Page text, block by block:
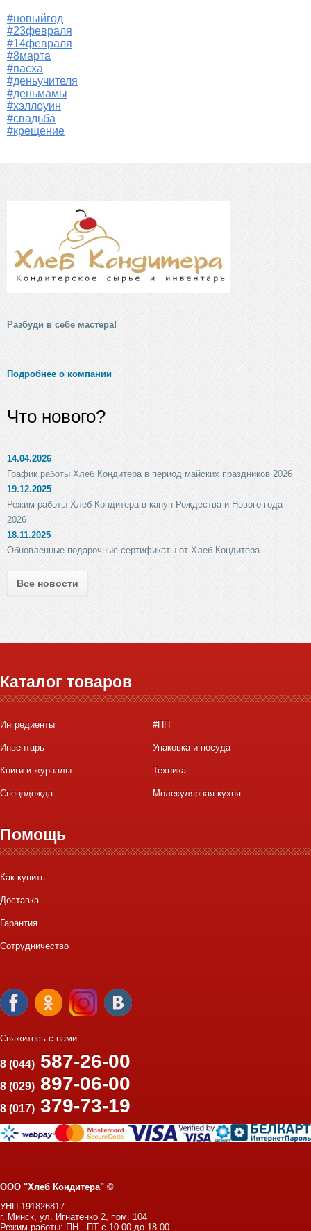
#новыйгод
#23февраля
#14февраля
#8марта
#пасха
#деньучителя
#деньмамы
#хэллоуин
#свадьба
#крещение
Разбуди в себе мастера!
Подробнее о компании
Что нового?
14.04.2026
График работы Хлеб Кондитера в период майских праздников 2026
19.12.2025
Режим работы Хлеб Кондитера в канун Рождества и Нового года
2026
18.11.2025
Обновленные подарочные сертификаты от Хлеб Кондитера
Все новости
Каталог товаров
Ингредиенты #ПП
Инвентарь Упаковка и посуда
Книги и журналы Техника
Спецодежда Молекулярная кухня
Помощь
Как купить
Доставка
Гарантия
Сотрудничество
Свяжитесь с нами:
8 (044) 587-26-00
8 (029) 897-06-00
8 (017) 379-73-19
ООО "Хлеб Кондитера" ©
УНП 191826817
г. Минск, ул. Игнатенко 2, пом. 104
Режим работы: ПН - ПТ с 10.00 до 18.00